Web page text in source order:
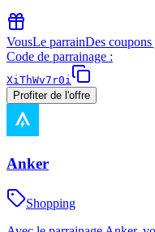
VousLe parrainDes
Code de parrainage :
XiThWv7r0i
Profiter de l'offre
Anker
Shopping